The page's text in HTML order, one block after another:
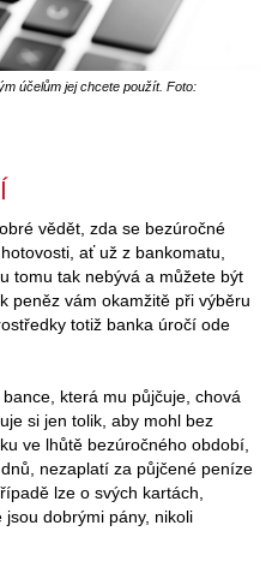
účelům jej chcete použít. Foto:
vědět, zda se bezúročné
ať už z bankomatu,
tomu tak nebývá a můžete být
peněz vám okamžitě při výběru
totiž banka úročí ode
která mu půjčuje, chová
si jen tolik, aby mohl bez
ve lhůtě bezúročného období,
nezaplatí za půjčené peníze
lze o svých kartách,
dobrými pány, nikoli